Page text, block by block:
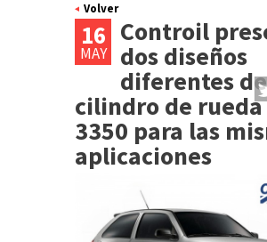
m
Volver
16
MAY
Controil
dos diseños
diferentes
cilindro de rueda
3350 para las
aplicaciones